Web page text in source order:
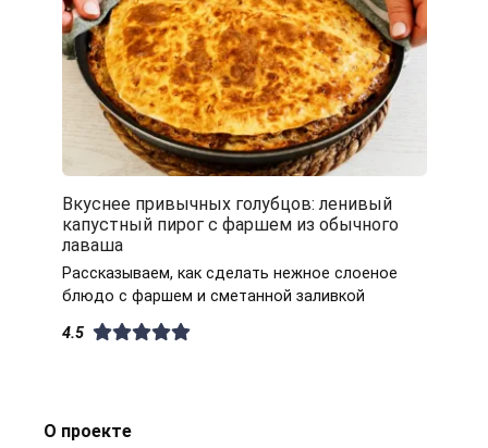
Вкуснее привычных голубцов: ленивый
капустный пирог с фаршем из обычного
лаваша
Рассказываем, как сделать нежное слоеное
блюдо с фаршем и сметанной заливкой
4.5
О проекте